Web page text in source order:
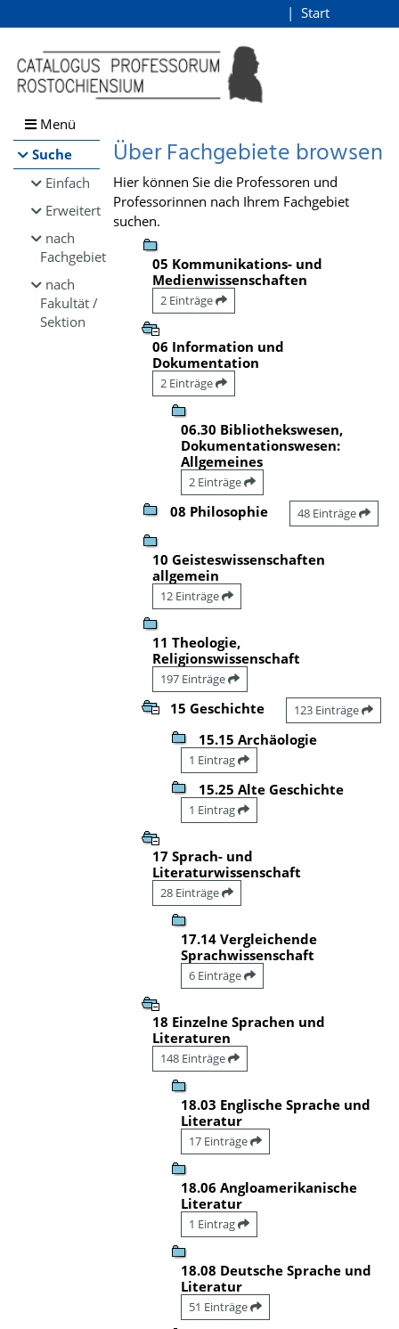
Browsen
direkt zum Inhalt
Start
Menü
Suche
Einfach
Erweitert
nach
Fachgebiet
nach
Fakultät /
Sektion
Über Fachgebiete browsen
Hier können Sie die Professoren und
Professorinnen nach Ihrem Fachgebiet
suchen.
05 Kommunikations- und
Medienwissenschaften
2 Einträge
06 Information und
Dokumentation
2 Einträge
06.30 Bibliothekswesen,
Dokumentationswesen:
Allgemeines
2 Einträge
08 Philosophie 48 Einträge
10 Geisteswissenschaften
allgemein
12 Einträge
11 Theologie,
Religionswissenschaft
197 Einträge
15 Geschichte 123 Einträge
15.15 Archäologie
1 Eintrag
15.25 Alte Geschichte
1 Eintrag
17 Sprach- und
Literaturwissenschaft
28 Einträge
17.14 Vergleichende
Sprachwissenschaft
6 Einträge
18 Einzelne Sprachen und
Literaturen
148 Einträge
18.03 Englische Sprache und
Literatur
17 Einträge
18.06 Angloamerikanische
Literatur
1 Eintrag
18.08 Deutsche Sprache und
Literatur
51 Einträge